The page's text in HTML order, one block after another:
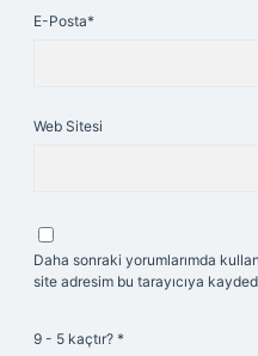
E-Posta*
Web Sitesi
Daha sonraki yorumlarımda
site adresim bu tarayıcıya
9 - 5 kaçtır? *